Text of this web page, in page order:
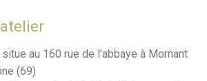
situe au 160 rue de l’abbaye à Mornant
(69)